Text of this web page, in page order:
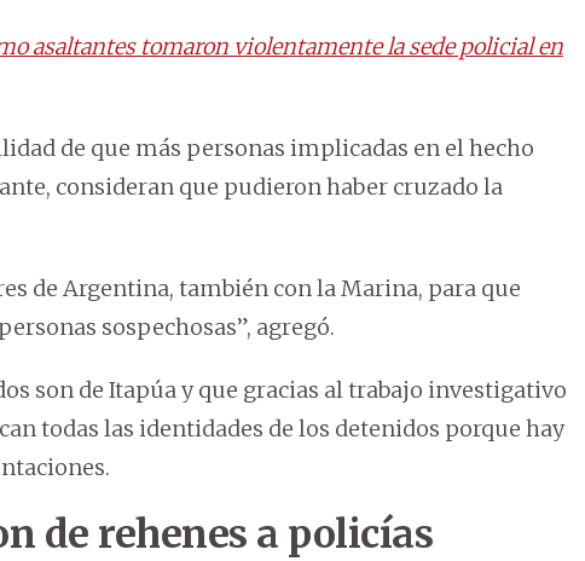
asaltantes tomaron violentamente la sede policial en
de que más personas implicadas en el hecho
consideran que pudieron haber cruzado la
de Argentina, también con la Marina, para que
sospechosas”, agregó.
son de Itapúa y que gracias al trabajo investigativo
todas las identidades de los detenidos porque hay
de rehenes a policías